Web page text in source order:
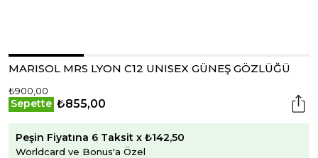
MARISOL MRS LYON C12 UNISEX GÜNEŞ GÖZLÜĞÜ
₺900,00
Sepette ₺855,00
Peşin Fiyatına 6 Taksit x ₺142,50
Worldcard ve Bonus'a Özel